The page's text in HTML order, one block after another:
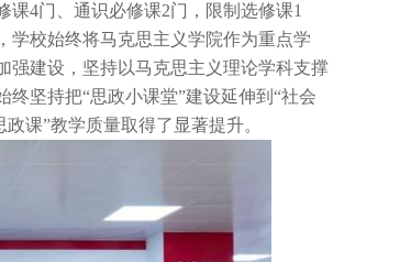
4门、通识必修课2门，限制选修课1
学校始终将马克思主义学院作为重点学
强建设，坚持以马克思主义理论学科支撑
坚持把“思政小课堂”建设延伸到“社会
课”教学质量取得了显著提升。